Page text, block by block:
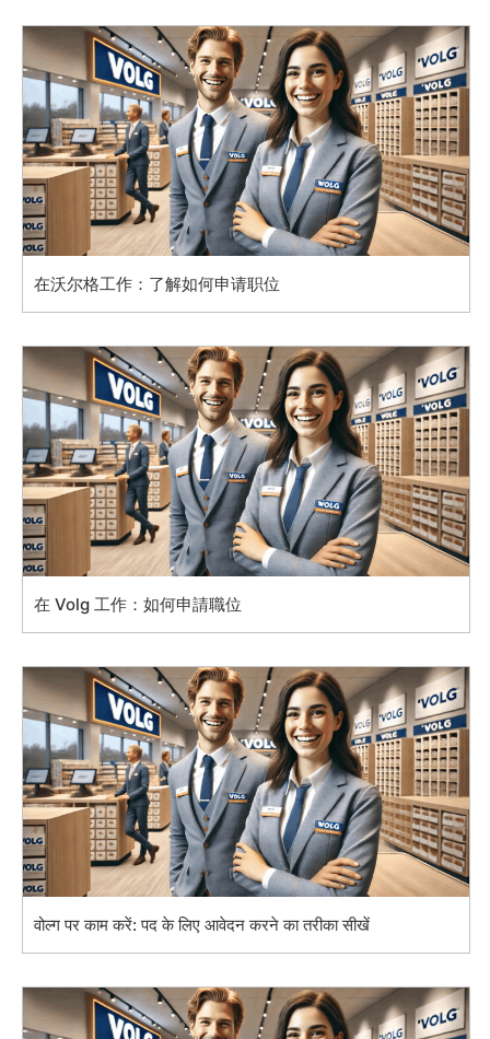
在沃尔格工作：了解如何申请职位
在 Volg 工作：如何申請職位
वोल्ग पर काम करें: पद के लिए आवेदन करने का तरीका सीखें